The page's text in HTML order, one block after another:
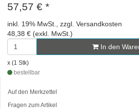
57,57 € *
inkl. 19% MwSt., zzgl. Versandkosten
48,38 € (exkl. MwSt.)
In den
x (1 Stk)
bestellbar
Auf den Merkzettel
Fragen zum Artikel